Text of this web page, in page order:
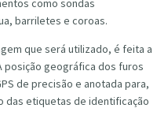
como sondas
barriletes e coroas.
que será utilizado, é feita a
posição geográfica dos furos
de precisão e anotada para,
das etiquetas de identificação